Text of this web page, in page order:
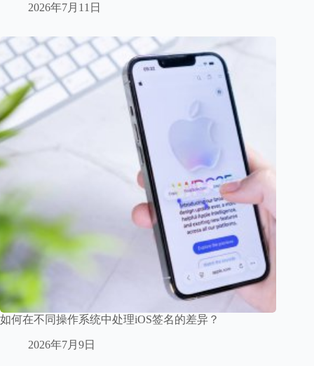
2026年7月11日
如何在不同操作系统中处理iOS签名的差异？
2026年7月9日